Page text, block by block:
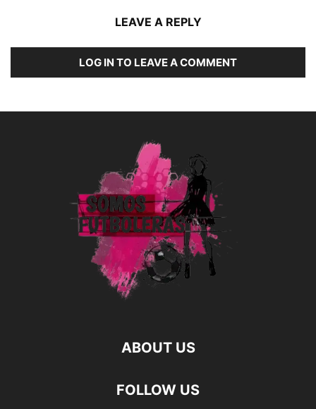
LEAVE A REPLY
LOG IN TO LEAVE A COMMENT
ABOUT US
FOLLOW US